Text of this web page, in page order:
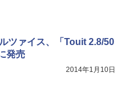
ツァイス、「Touit 2.8/50
発売
2014年1月10日